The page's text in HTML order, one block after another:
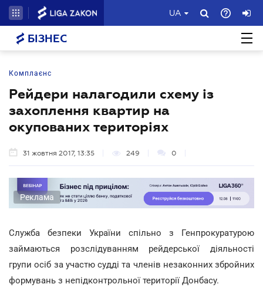
UA
БІЗНЕС
Комплаєнс
Рейдери налагодили схему із
захоплення квартир на
окупованих територіях
31 жовтня 2017, 13:35 249 0
Реклама
Служба безпеки України спільно з Генпрокуратурою
займаються розслідуванням рейдерської діяльності
групи осіб за участю судді та членів незаконних збройних
формувань з непідконтрольної території Донбасу.